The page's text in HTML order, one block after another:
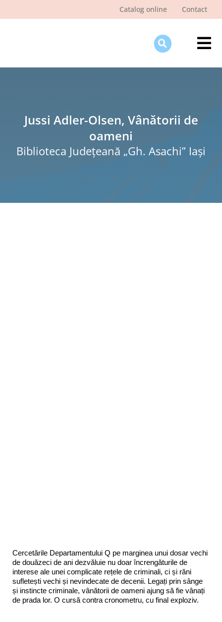
Catalog online Contact
Jussi Adler-Olsen, Vânătorii de
oameni
Biblioteca Judeţeană „Gh. Asachi” Iaşi
Cercetările Departamentului Q pe marginea unui dosar vechi
de douăzeci de ani dezvăluie nu doar încrengăturile de
interese ale unei complicate rețele de criminali, ci și răni
sufletești vechi și nevindecate de decenii. Legați prin sânge
și instincte criminale, vânătorii de oameni ajung să fie vânați
de prada lor. O cursă contra cronometru, cu final exploziv.